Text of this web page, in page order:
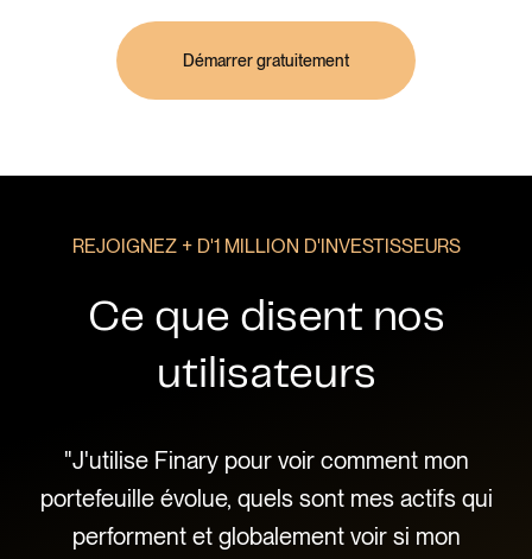
Démarrer gratuitement
REJOIGNEZ + D'1 MILLION D'INVESTISSEURS
Ce que disent nos
utilisateurs
"J'utilise Finary pour voir comment mon
portefeuille évolue, quels sont mes actifs qui
performent et globalement voir si mon